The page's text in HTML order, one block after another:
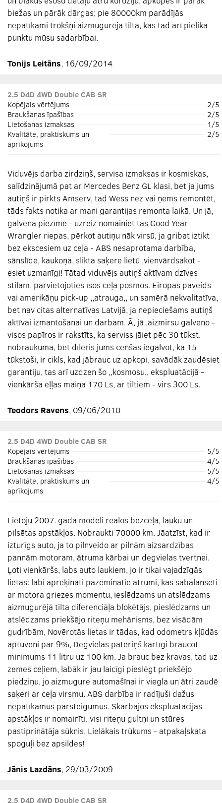
biežas un pārāk dārgas; pie 80000km parādījās
nepatīkami trokšņi aizmugurējā tiltā, kas tad arī pielika
punktu mūsu sadarbībai.
Tonijs Leitāns, 16/09/2014
2.5 D4D 4WD Double CAB SR
Kopējais vērtējums
2/5
Braukšanas īpašības
2/5
Lietošanas izmaksas
1/5
Kvalitāte, praktiskums un
aprīkojums
2/5
Viduvējs darba zirdziņš, servisa izmaksas ir kosmiskas,
salīdzinājumā pat ar Mercedes Benz GL klasi, bet ja jums
autiņš ir pirkts Amserv, tad Wess nez vai ņems remontēt,
tāds fakts notika ar mani garantijas remonta laikā. Un jā,
galvenā piezīme - uzreiz nomainiet tās Good Year
Wrangler riepas, pērkot autiņu nāk virsū, ja gribat iztikt
bez ekscesiem uz ceļa - ABS nesaprotama darbība,
sānslīde, kaukoņa, slikta saķere lietū ,vienvārdsakot -
esiet uzmanīgi! Tātad viduvējs autiņš aktīvam dzīves
stilam, pārvietojoties īsos ceļa posmos. Eiropas paveids
vai amerikāņu pick-up ,,atrauga,, un samērā nekvalitatīva,
bet nav citas alternatīvas Latvijā, ja nepieciešams autiņš
aktīvai izmantošanai un darbam. Ā, jā ,aizmirsu galveno -
visos papīros ir rakstīts, ka serviss jāiet pēc 30 tūkst.
nobraukuma, bet dīleris jums cenšās iegalvot, ka 15
tūkstoši, ir cikls, kad jābrauc uz apkopi, savādāk zaudēsiet
garantiju, tas arī uzdzen šo ,,kosmosu,, ekspluatācijā -
vienkārša eļļas maiņa 170 Ls, ar tiltiem - virs 300 Ls.
Teodors Ravens, 09/06/2010
2.5 D4D 4WD Double CAB SR
Kopējais vērtējums
5/5
Braukšanas īpašības
4/5
Lietošanas izmaksas
5/5
Kvalitāte, praktiskums un
aprīkojums
4/5
Lietoju 2007. gada modeli reālos bezceļa, lauku un
pilsētas apstākļos. Nobraukti 70000 km. Jāatzīst, kad ir
izturīgs auto, ja to pilnveido ar pilnām aizsardzības
pannām motoram, ātruma kārbai un degvielas tvertnei.
Ļoti vienkāršs, labs auto laukiem, jo ir tikai vajadzīgās
lietas: labi aprēķināti pazeminātie ātrumi, kas sabalansēti
ar motora griezes momentu, ieslēdzams un atslēdzams
aizmugurējā tilta diferenciāļa bloķētājs, pieslēdzams un
atslēdzams priekšējo riteņu mehānisms, bez visādām
gudrībām, Novērotās lietas ir tādas, kad odometrs kļūdās
aptuveni par 9%, Degvielas patēriņš kārtīgi braucot
minimums 11 litru uz 100 km. Ja brauc bez kravas, tad uz
zemes ceļiem, labāk ir jau laicīgi pieslēgt priekšējo
piedziņu, jo aizmugure automašīnai ir viegla un ātri zaudē
saķeri ar ceļa virsmu. ABS darbība ir radījuši dažus
nepatīkamus pārsteigumus. Skarbajos ekspluatācijas
apstākļos ir nomainīti, visi riteņu gultņi un stūres
pastiprinātāja sūknis. Lielākais trūkums - atpakaļskata
spoguļi bez apsildes!
Jānis Lazdāns, 29/03/2009
2.5 D4D 4WD Double CAB SR